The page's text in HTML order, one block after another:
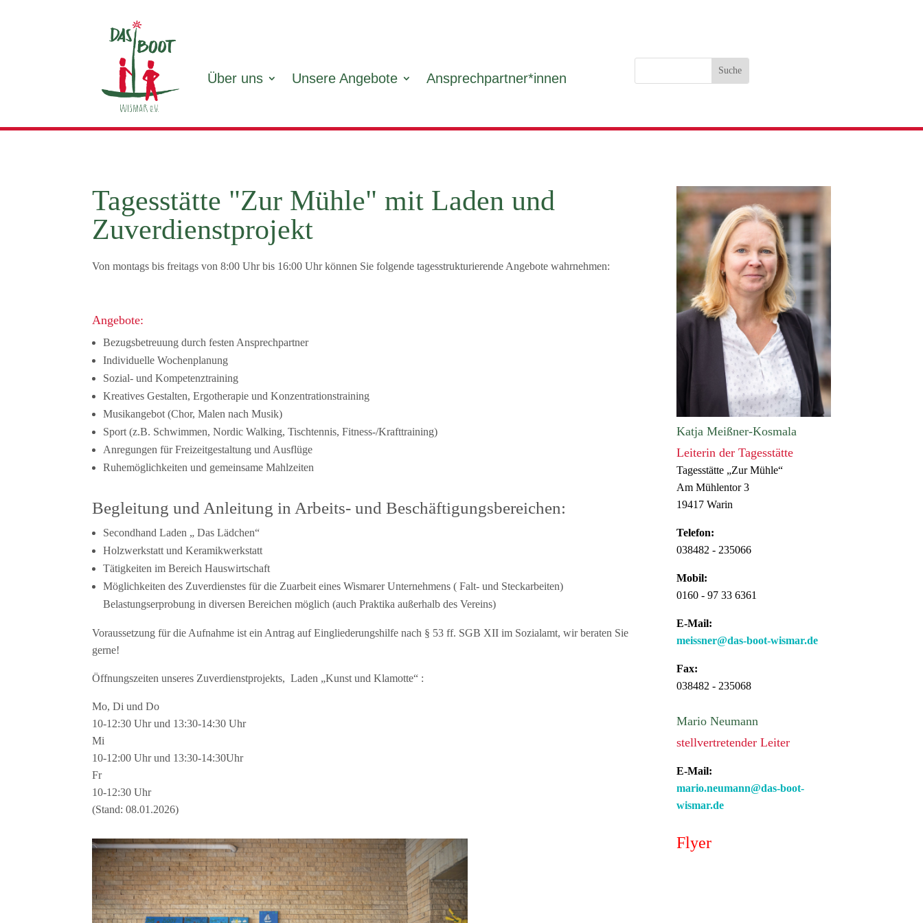
Über uns Unsere Angebote Ansprechpartner*innen
Tagesstätte "Zur Mühle" mit Laden und
Zuverdienstprojekt
Von montags bis freitags von 8:00 Uhr bis 16:00 Uhr können Sie folgende tagesstrukturierende Angebote wahrnehmen:
Angebote:
Bezugsbetreuung durch festen Ansprechpartner
Individuelle Wochenplanung
Sozial- und Kompetenztraining
Kreatives Gestalten, Ergotherapie und Konzentrationstraining
Musikangebot (Chor, Malen nach Musik)
Sport (z.B. Schwimmen, Nordic Walking, Tischtennis, Fitness-/Krafttraining)
Anregungen für Freizeitgestaltung und Ausflüge
Ruhemöglichkeiten und gemeinsame Mahlzeiten
Begleitung und Anleitung in Arbeits- und Beschäftigungsbereichen:
Secondhand Laden „ Das Lädchen“
Holzwerkstatt und Keramikwerkstatt
Tätigkeiten im Bereich Hauswirtschaft
Möglichkeiten des Zuverdienstes für die Zuarbeit eines Wismarer Unternehmens ( Falt- und Steckarbeiten)
Belastungserprobung in diversen Bereichen möglich (auch Praktika außerhalb des Vereins)
Voraussetzung für die Aufnahme ist ein Antrag auf Eingliederungshilfe nach § 53 ff. SGB XII im Sozialamt, wir beraten Sie
gerne!
Öffnungszeiten unseres Zuverdienstprojekts, Laden „Kunst und Klamotte“ :
Mo, Di und Do
10-12:30 Uhr und 13:30-14:30 Uhr
Mi
10-12:00 Uhr und 13:30-14:30Uhr
Fr
10-12:30 Uhr
(Stand: 08.01.2026)
Katja Meißner-Kosmala
Leiterin der Tagesstätte
Tagesstätte „Zur Mühle“
Am Mühlentor 3
19417 Warin
Telefon:
038482 - 235066
Mobil:
0160 - 97 33 6361
E-Mail:
meissner@das-boot-wismar.de
Fax:
038482 - 235068
Mario Neumann
stellvertretender Leiter
E-Mail:
mario.neumann@das-boot-
wismar.de
Flyer